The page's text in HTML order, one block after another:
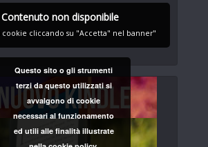
Contenuto non disponibile
cookie cliccando su "Accetta" nel banner"
Questo sito o gli strumenti
terzi da questo utilizzati si
avvalgono di cookie
necessari al funzionamento
ed utili alle finalità illustrate